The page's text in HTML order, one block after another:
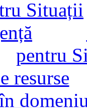
pentru